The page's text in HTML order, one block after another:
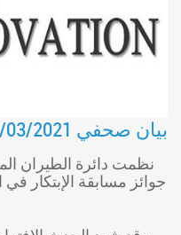
بيان صحفي 01/03/2021
نظمت دائرة الطيران
جوائز مسابقة الإبتكار في